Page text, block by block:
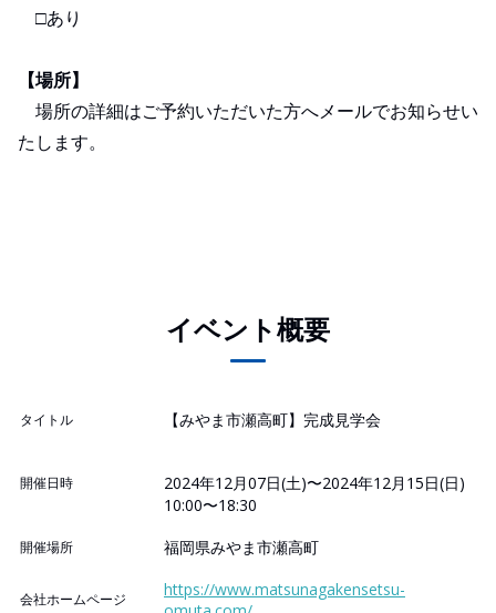
□あり
【場所】
場所の詳細はご予約いただいた方へメールでお知らせい
たします。
イベント概要
タイトル 【みやま市瀬高町】完成見学会
開催日時
2024年12月07日(土)〜2024年12月15日(日)
10:00〜18:30
開催場所 福岡県みやま市瀬高町
会社ホームページ
https://www.matsunagakensetsu-